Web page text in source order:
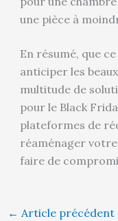
une pièce à
En résumé, que
anticiper les
multitude de
pour le Black
plateformes de
réaménager
faire de
← Article précédent